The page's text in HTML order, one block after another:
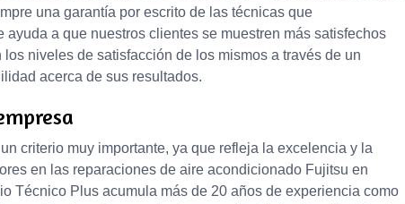
una garantía por escrito de las técnicas que
a que nuestros clientes se muestren más satisfechos
niveles de satisfacción de los mismos a través de un
acerca de sus resultados.
criterio muy importante, ya que refleja la excelencia y la
en las reparaciones de aire acondicionado Fujitsu en
Técnico Plus acumula más de 20 años de experiencia como